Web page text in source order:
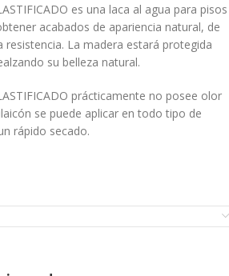
es una laca al agua para pisos
acabados de apariencia natural, de
resistencia. La madera estará protegida
su belleza natural.
prácticamente no posee olor
se puede aplicar en todo tipo de
rápido secado.